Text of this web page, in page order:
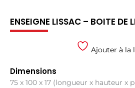
ENSEIGNE LISSAC – BOITE DE
Ajouter à la
Dimensions
75 x 100 x 17 (longueur x hauteur x